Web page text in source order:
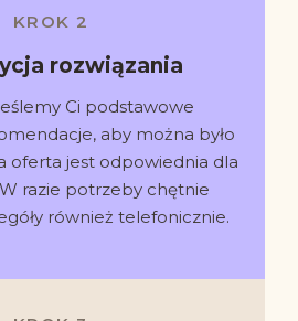
KROK 2
rozwiązania
Ci podstawowe
aby można było
oferta jest odpowiednia dla
razie potrzeby chętnie
również telefonicznie.